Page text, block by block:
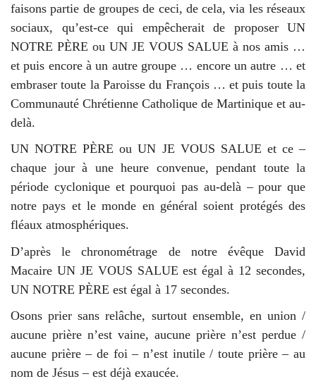
faisons partie de groupes de ceci, de cela, via les réseaux
sociaux, qu’est-ce qui empêcherait de proposer UN
NOTRE PÈRE ou UN JE VOUS SALUE à nos amis …
et puis encore à un autre groupe … encore un autre … et
embraser toute la Paroisse du François … et puis toute la
Communauté Chrétienne Catholique de Martinique et au-
delà.
UN NOTRE PÈRE ou UN JE VOUS SALUE et ce –
chaque jour à une heure convenue, pendant toute la
période cyclonique et pourquoi pas au-delà – pour que
notre pays et le monde en général soient protégés des
fléaux atmosphériques.
D’après le chronométrage de notre évêque David
Macaire UN JE VOUS SALUE est égal à 12 secondes,
UN NOTRE PÈRE est égal à 17 secondes.
Osons prier sans relâche, surtout ensemble, en union /
aucune prière n’est vaine, aucune prière n’est perdue /
aucune prière – de foi – n’est inutile / toute prière – au
nom de Jésus – est déjà exaucée.